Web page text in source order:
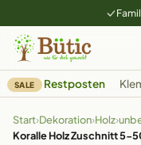
SALE Restposten
Start›Dekoration›Holz›
Koralle Holz Zuschnitt 5-